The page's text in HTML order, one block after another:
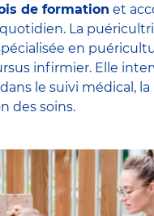
de formation et
La
en
infirmier. Elle
le suivi médical,
des soins.